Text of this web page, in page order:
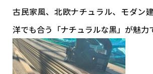
古民家風、北欧ナチュラル、モダン
洋でも合う「ナチュラルな黒」が魅力